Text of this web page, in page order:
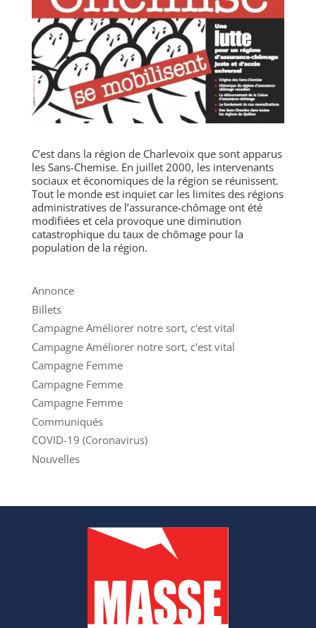
C’est dans la région de Charlevoix que sont apparus
les Sans-Chemise. En juillet 2000, les intervenants
sociaux et économiques de la région se réunissent.
Tout le monde est inquiet car les limites des régions
administratives de l’assurance-chômage ont été
modifiées et cela provoque une diminution
catastrophique du taux de chômage pour la
population de la région.
Annonce
Billets
Campagne Améliorer notre sort, c'est vital
Campagne Améliorer notre sort, c'est vital
Campagne Femme
Campagne Femme
Campagne Femme
Communiqués
COVID-19 (Coronavirus)
Nouvelles